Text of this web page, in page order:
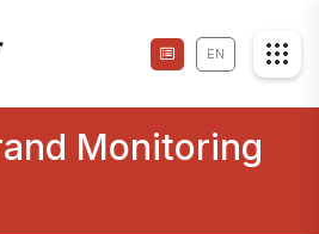
EN
Monitoring